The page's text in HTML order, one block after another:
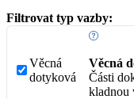
Filtrovat typ vazby:
Věcná
dotyková
Věcná
Části
kladnou